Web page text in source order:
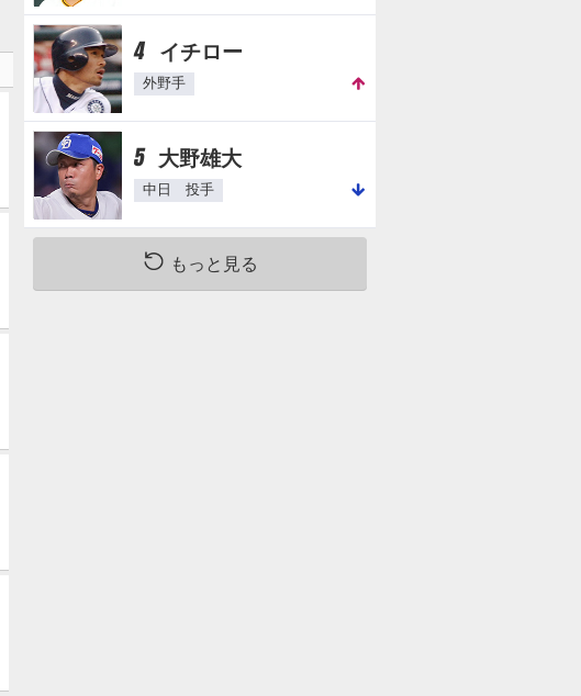
4 イチロー
外野手
5 大野雄大
中日 投手
もっと見る